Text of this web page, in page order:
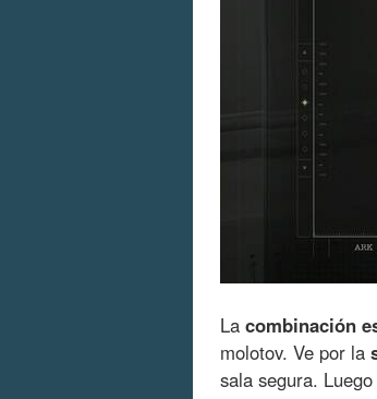
La combinación
molotov. Ve por la
sala segura.